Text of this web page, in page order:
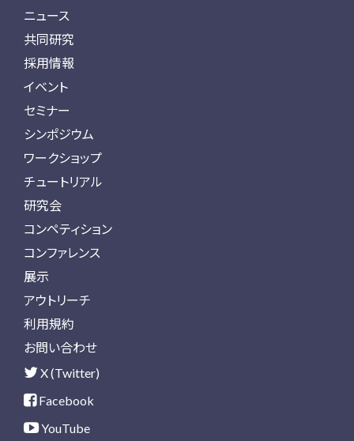
ニュース
共同研究
採用情報
イベント
セミナー
シンポジウム
ワークショップ
チュートリアル
研究会
コンペティション
コンファレンス
展示
アウトリーチ
利用規約
お問い合わせ
X (Twitter)
Facebook
YouTube